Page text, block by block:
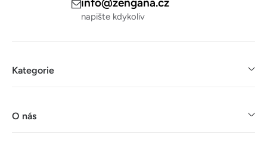
napište kdykoliv
Kategorie
O nás